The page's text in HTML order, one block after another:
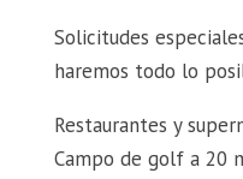
Solicitudes
haremos todo lo
Restaurantes y
Campo de golf a 20